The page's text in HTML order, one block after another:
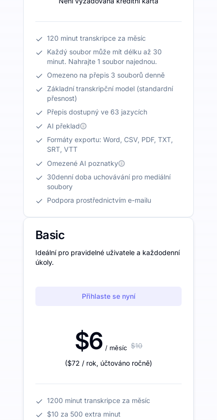
120 minut transkripce za měsíc
Každý soubor může mít délku až 30
minut. Nahrajte 1 soubor najednou.
Omezeno na přepis 3 souborů denně
Základní transkripční model (standardní
přesnost)
Přepis dostupný ve 63 jazycích
AI překlad
Formáty exportu: Word, CSV, PDF, TXT,
SRT, VTT
Omezené AI poznatky
30denní doba uchovávání pro mediální
soubory
Podpora prostřednictvím e-mailu
Basic
Ideální pro pravidelné uživatele a každodenní
úkoly.
Přihlaste se nyní
$6 / měsíc $10
($72 / rok, účtováno ročně)
1200 minut transkripce za měsíc
$10 za 500 extra minut